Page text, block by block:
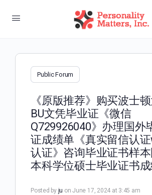
Public Forum
《原版推荐》购买波士
BU文凭毕业证《微信
Q729926040》办理国外
证成绩单《真实留信认
认证》咨询毕业证书样
本科学位硕士毕业证书
Posted by ju on June 17, 2024 at 3:45 am